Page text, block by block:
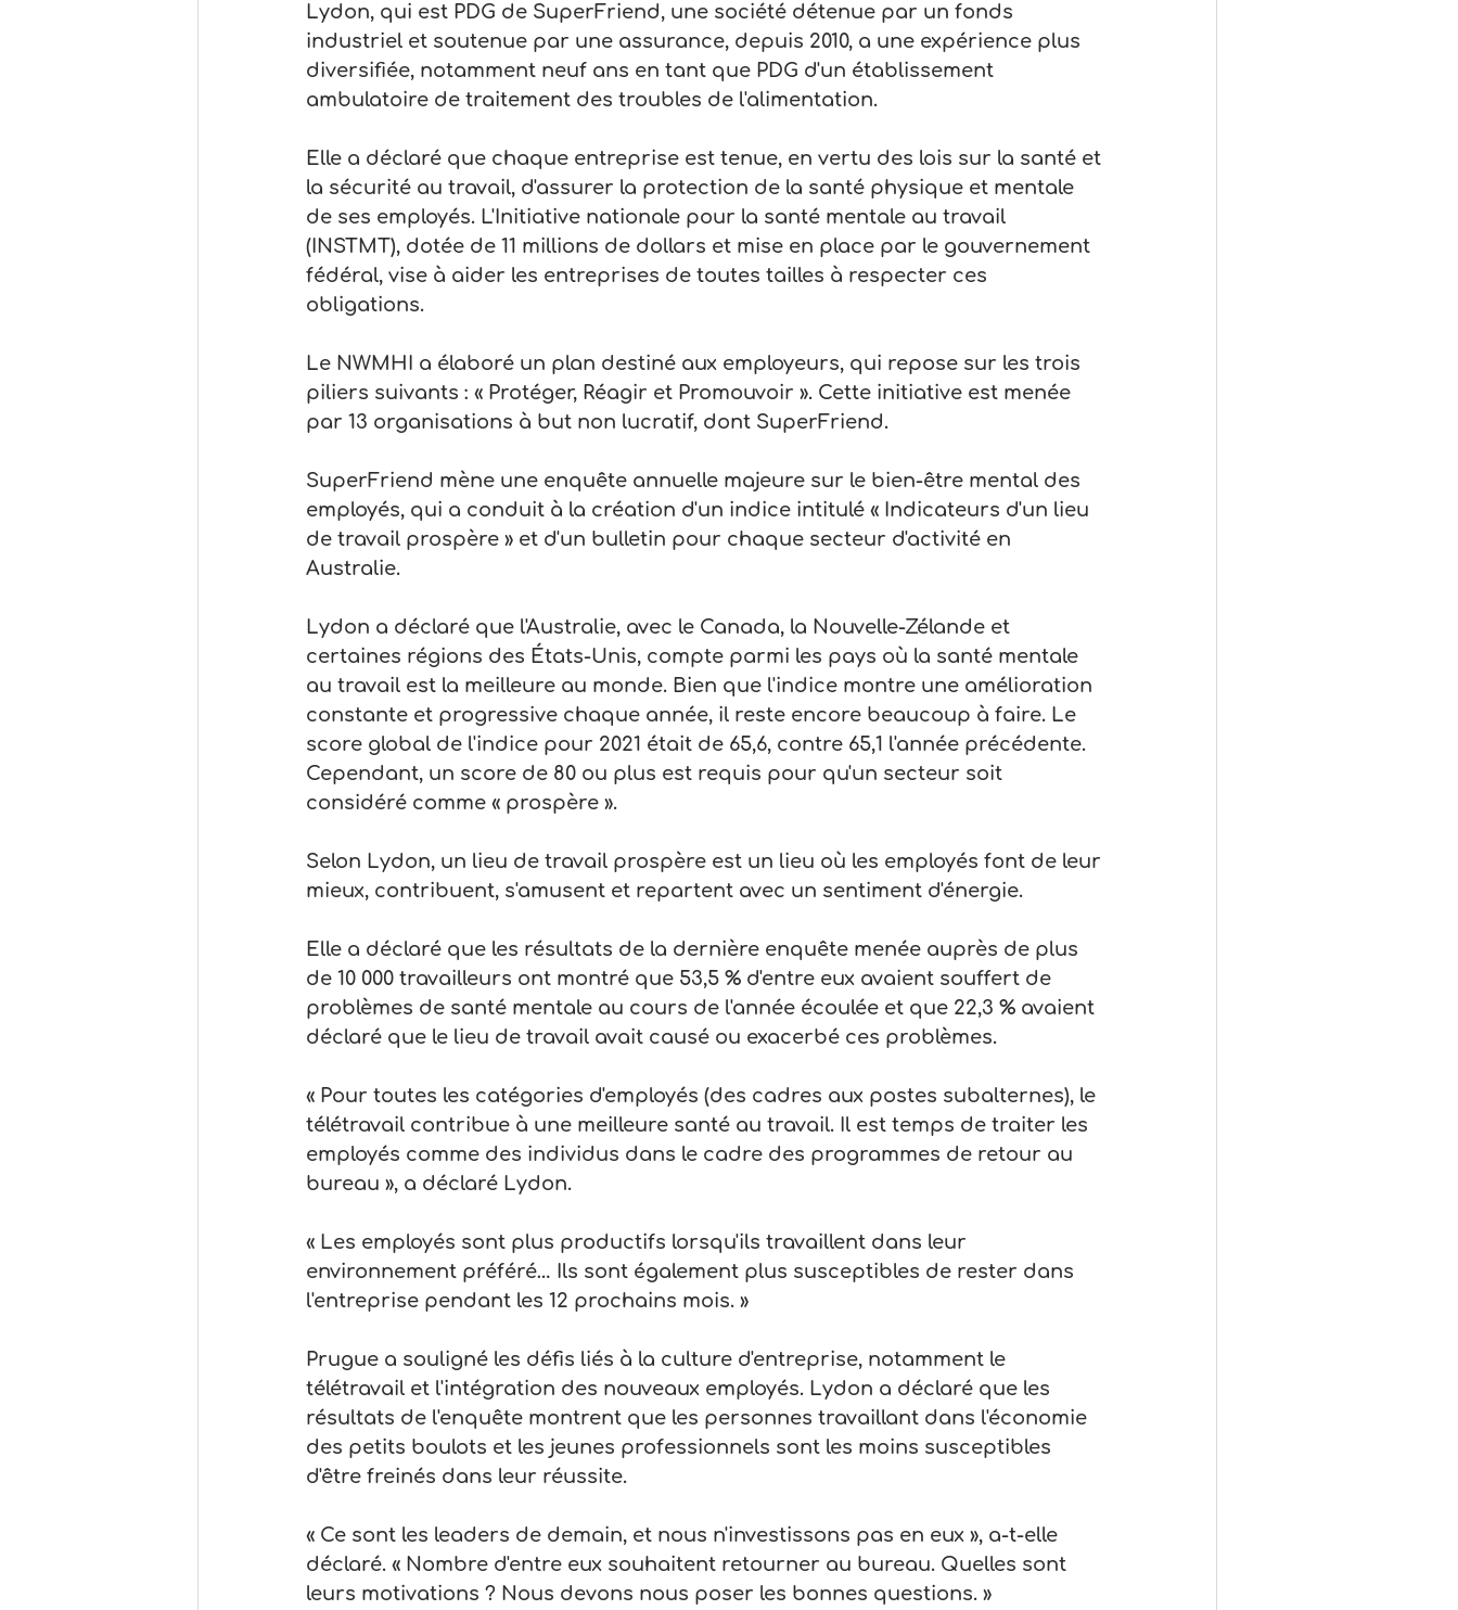
Lydon, qui est PDG de SuperFriend, une société détenue par un fonds
industriel et soutenue par une assurance, depuis 2010, a une expérience plus
diversifiée, notamment neuf ans en tant que PDG d'un établissement
ambulatoire de traitement des troubles de l'alimentation.
Elle a déclaré que chaque entreprise est tenue, en vertu des lois sur la santé et
la sécurité au travail, d'assurer la protection de la santé physique et mentale
de ses employés. L'Initiative nationale pour la santé mentale au travail
(INSTMT), dotée de 11 millions de dollars et mise en place par le gouvernement
fédéral, vise à aider les entreprises de toutes tailles à respecter ces
obligations.
Le NWMHI a élaboré un plan destiné aux employeurs, qui repose sur les trois
piliers suivants : « Protéger, Réagir et Promouvoir ». Cette initiative est menée
par 13 organisations à but non lucratif, dont SuperFriend.
SuperFriend mène une enquête annuelle majeure sur le bien-être mental des
employés, qui a conduit à la création d'un indice intitulé « Indicateurs d'un lieu
de travail prospère » et d'un bulletin pour chaque secteur d'activité en
Australie.
Lydon a déclaré que l'Australie, avec le Canada, la Nouvelle-Zélande et
certaines régions des États-Unis, compte parmi les pays où la santé mentale
au travail est la meilleure au monde. Bien que l'indice montre une amélioration
constante et progressive chaque année, il reste encore beaucoup à faire. Le
score global de l'indice pour 2021 était de 65,6, contre 65,1 l'année précédente.
Cependant, un score de 80 ou plus est requis pour qu'un secteur soit
considéré comme « prospère ».
Selon Lydon, un lieu de travail prospère est un lieu où les employés font de leur
mieux, contribuent, s'amusent et repartent avec un sentiment d'énergie.
Elle a déclaré que les résultats de la dernière enquête menée auprès de plus
de 10 000 travailleurs ont montré que 53,5 % d'entre eux avaient souffert de
problèmes de santé mentale au cours de l'année écoulée et que 22,3 % avaient
déclaré que le lieu de travail avait causé ou exacerbé ces problèmes.
« Pour toutes les catégories d'employés (des cadres aux postes subalternes), le
télétravail contribue à une meilleure santé au travail. Il est temps de traiter les
employés comme des individus dans le cadre des programmes de retour au
bureau », a déclaré Lydon.
« Les employés sont plus productifs lorsqu'ils travaillent dans leur
environnement préféré… Ils sont également plus susceptibles de rester dans
l'entreprise pendant les 12 prochains mois. »
Prugue a souligné les défis liés à la culture d'entreprise, notamment le
télétravail et l'intégration des nouveaux employés. Lydon a déclaré que les
résultats de l'enquête montrent que les personnes travaillant dans l'économie
des petits boulots et les jeunes professionnels sont les moins susceptibles
d'être freinés dans leur réussite.
« Ce sont les leaders de demain, et nous n'investissons pas en eux », a-t-elle
déclaré. « Nombre d'entre eux souhaitent retourner au bureau. Quelles sont
leurs motivations ? Nous devons nous poser les bonnes questions. »